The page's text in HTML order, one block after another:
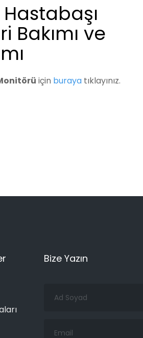
Bakımı ve
için buraya tıklayınız.
Bize Yazın
Soyad